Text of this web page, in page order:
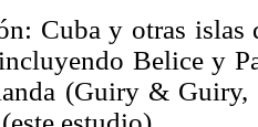
Cuba y otras islas
Belice y
(Guiry &